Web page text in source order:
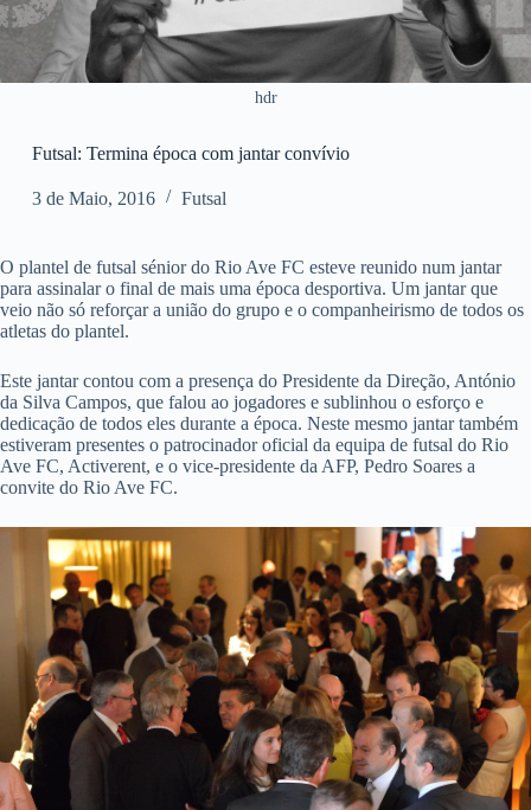
hdr
Futsal: Termina época com jantar convívio
3 de Maio, 2016 Futsal
O plantel de futsal sénior do Rio Ave FC esteve reunido num jantar
para assinalar o final de mais uma época desportiva. Um jantar que
veio não só reforçar a união do grupo e o companheirismo de todos os
atletas do plantel.
Este jantar contou com a presença do Presidente da Direção, António
da Silva Campos, que falou ao jogadores e sublinhou o esforço e
dedicação de todos eles durante a época. Neste mesmo jantar também
estiveram presentes o patrocinador oficial da equipa de futsal do Rio
Ave FC, Activerent, e o vice-presidente da AFP, Pedro Soares a
convite do Rio Ave FC.